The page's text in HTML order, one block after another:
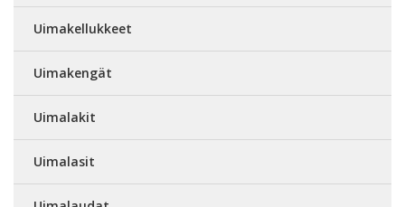
Uimakellukkeet
Uimakengät
Uimalakit
Uimalasit